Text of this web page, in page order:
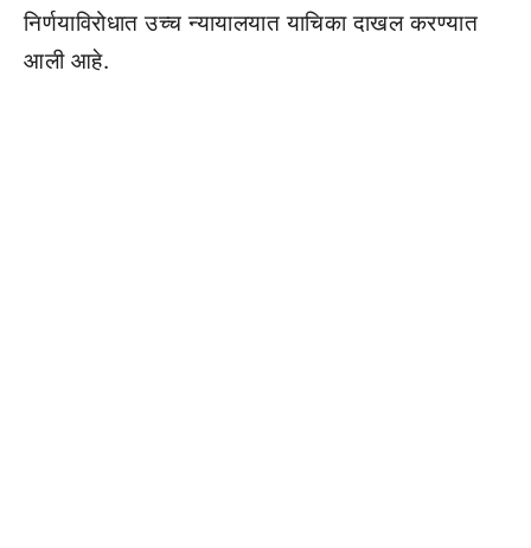
निर्णयाविरोधात उच्च न्यायालयात याचिका दाखल करण्यात
आली आहे.